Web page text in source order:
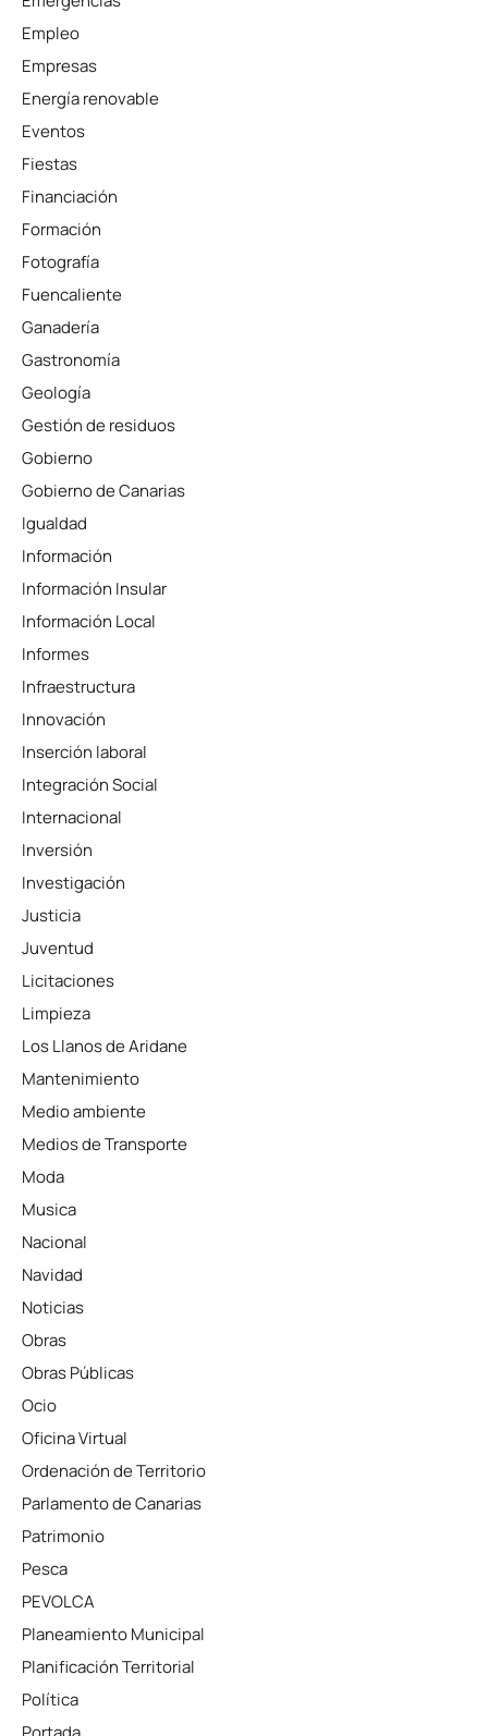
Empleo
Empresas
Energía renovable
Eventos
Fiestas
Financiación
Formación
Fotografía
Fuencaliente
Ganadería
Gastronomía
Geología
Gestión de residuos
Gobierno
Gobierno de Canarias
Igualdad
Información
Información Insular
Información Local
Informes
Infraestructura
Innovación
Inserción laboral
Integración Social
Internacional
Inversión
Investigación
Justicia
Juventud
Licitaciones
Limpieza
Los Llanos de Aridane
Mantenimiento
Medio ambiente
Medios de Transporte
Moda
Musica
Nacional
Navidad
Noticias
Obras
Obras Públicas
Ocio
Oficina Virtual
Ordenación de Territorio
Parlamento de Canarias
Patrimonio
Pesca
PEVOLCA
Planeamiento Municipal
Planificación Territorial
Política